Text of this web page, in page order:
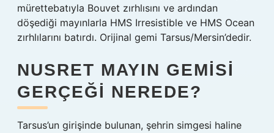
mürettebatıyla Bouvet zırhlısını ve ardından
döşediği mayınlarla HMS Irresistible ve HMS Ocean
zırhlılarını batırdı. Orijinal gemi Tarsus/Mersin’dedir.
NUSRET MAYIN GEMISI
GERÇEĞI NEREDE?
Tarsus’un girişinde bulunan, şehrin simgesi haline